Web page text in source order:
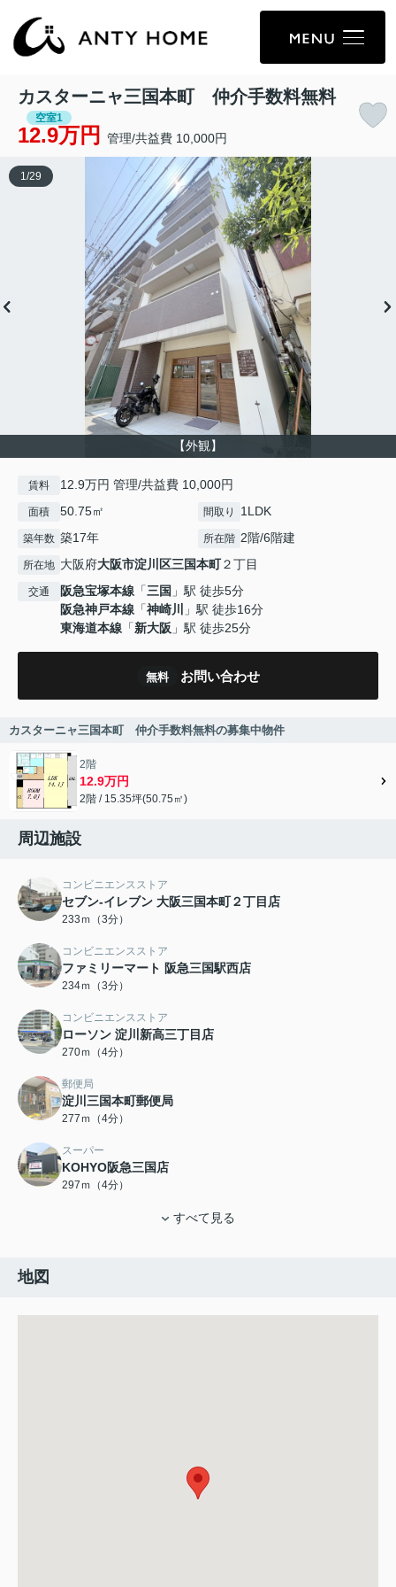
カスターニャ三国本町 仲介手数料無料
空室1
12.9万円 管理/共益費 10,000円
【外観】
1 /29
賃料 12.9万円 管理/共益費 10,000円
面積 50.75㎡ 間取り 1LDK
築年数 築17年 所在階 2階/6階建
所在地 大阪府大阪市淀川区三国本町２丁目
交通 阪急宝塚本線 「三国 」駅 徒歩5分
阪急神戸本線 「神崎川
」駅 徒歩16分
東海道本線 「新大阪 」駅 徒歩25分
無料 お問い合わせ
カスターニャ三国本町 仲介手数料無料の募集中物件
2階
12.9万円
2階 / 15.35坪(50.75㎡)
周辺施設
コンビニエンスストア
セブン-イレブン 大阪三国本町２丁目店
233ｍ（3分）
コンビニエンスストア
ファミリーマート 阪急三国駅西店
234ｍ（3分）
コンビニエンスストア
ローソン 淀川新高三丁目店
270ｍ（4分）
郵便局
淀川三国本町郵便局
277ｍ（4分）
スーパー
KOHYO阪急三国店
297ｍ（4分）
すべて見る
地図